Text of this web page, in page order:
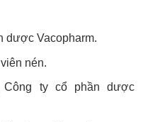
dược Vacopharm.
nén.
Công ty cổ phần dược